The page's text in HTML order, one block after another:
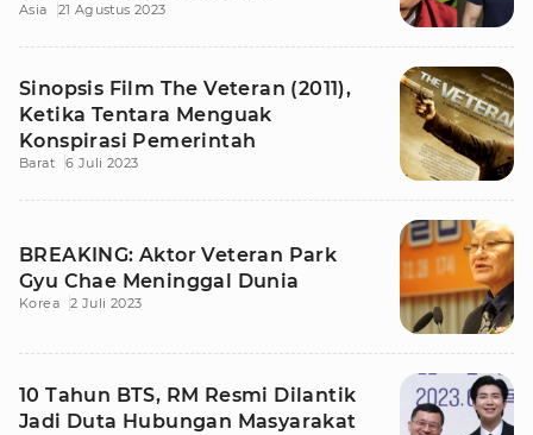
Asia 21 Agustus 2023
Sinopsis Film The Veteran (2011),
Ketika Tentara Menguak
Konspirasi Pemerintah
Barat 6 Juli 2023
BREAKING: Aktor Veteran Park
Gyu Chae Meninggal Dunia
Korea 2 Juli 2023
10 Tahun BTS, RM Resmi Dilantik
Jadi Duta Hubungan Masyarakat